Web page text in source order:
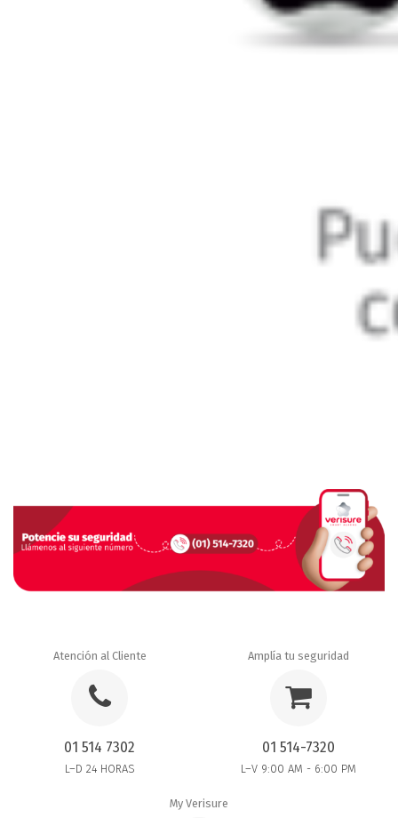
Atención al Cliente
01 514 7302
L–D 24 HORAS
Amplía tu seguridad
01 514-7320
L–V 9:00 AM - 6:00 PM
My Verisure